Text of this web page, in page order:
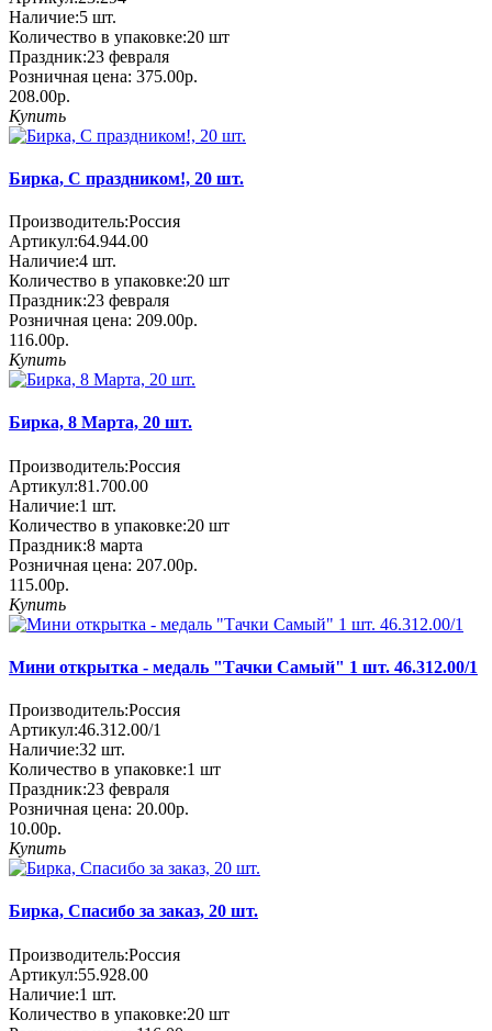
Наличие:5 шт.
Количество в упаковке:20 шт
Праздник:23 февраля
Розничная цена: 375.00р.
208.00р.
Купить
Бирка, С праздником!, 20 шт.
Производитель:Россия
Артикул:64.944.00
Наличие:4 шт.
Количество в упаковке:20 шт
Праздник:23 февраля
Розничная цена: 209.00р.
116.00р.
Купить
Бирка, 8 Марта, 20 шт.
Производитель:Россия
Артикул:81.700.00
Наличие:1 шт.
Количество в упаковке:20 шт
Праздник:8 марта
Розничная цена: 207.00р.
115.00р.
Купить
Мини открытка - медаль "Тачки Самый" 1 шт. 46.312.00/1
Производитель:Россия
Артикул:46.312.00/1
Наличие:32 шт.
Количество в упаковке:1 шт
Праздник:23 февраля
Розничная цена: 20.00р.
10.00р.
Купить
Бирка, Спасибо за заказ, 20 шт.
Производитель:Россия
Артикул:55.928.00
Наличие:1 шт.
Количество в упаковке:20 шт